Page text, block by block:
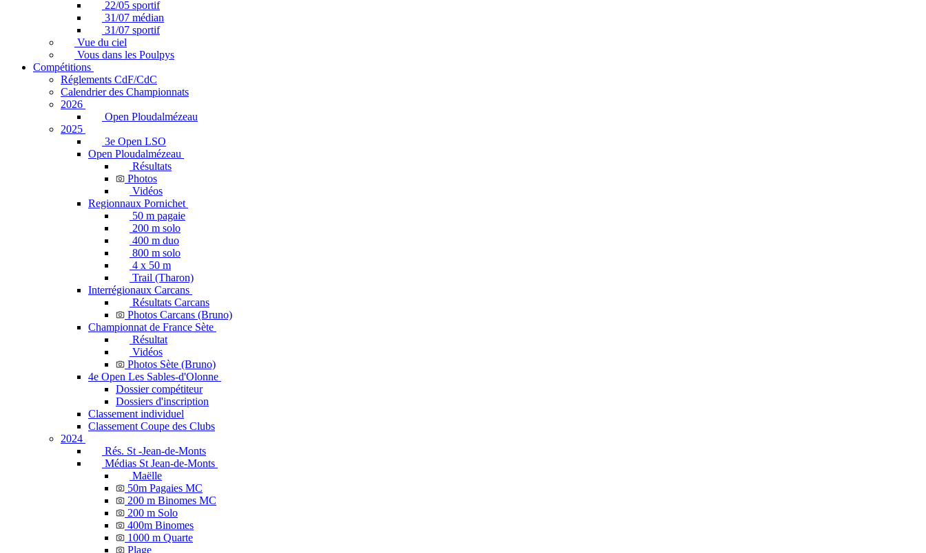
22/05 sportif
31/07 médian
31/07 sportif
Vue du ciel
Vous dans les Poulpys
Compétitions
Réglements CdF/CdC
Calendrier des Championnats
2026
Open Ploudalmézeau
2025
3e Open LSO
Open Ploudalmézeau
Résultats
Photos
Vidéos
Regionnaux Pornichet
50 m pagaie
200 m solo
400 m duo
800 m solo
4 x 50 m
Trail (Tharon)
Interrégionaux Carcans
Résultats Carcans
Photos Carcans (Bruno)
Championnat de France Sète
Résultat
Vidéos
Photos Sète (Bruno)
4e Open Les Sables-d'Olonne
Dossier compétiteur
Dossiers d'inscription
Classement individuel
Classement Coupe des Clubs
2024
Rés. St -Jean-de-Monts
Médias St Jean-de-Monts
Maëlle
50m Pagaies MC
200 m Binomes MC
200 m Solo
400m Binomes
1000 m Quarte
Plage